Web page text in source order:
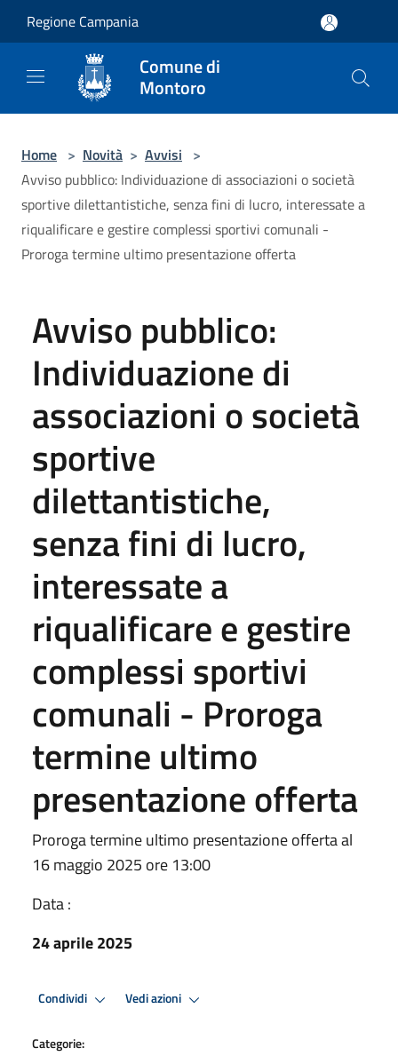
Regione Campania
Comune di
Montoro
Home > Novità > Avvisi >
Avviso pubblico: Individuazione di associazioni o società
sportive dilettantistiche, senza fini di lucro, interessate a
riqualificare e gestire complessi sportivi comunali -
Proroga termine ultimo presentazione offerta
Avviso pubblico:
Individuazione di
associazioni o società
sportive
dilettantistiche,
senza fini di lucro,
interessate a
riqualificare e gestire
complessi sportivi
comunali - Proroga
termine ultimo
presentazione offerta
Proroga termine ultimo presentazione offerta al
16 maggio 2025 ore 13:00
Data :
24 aprile 2025
Condividi Vedi azioni
Categorie: